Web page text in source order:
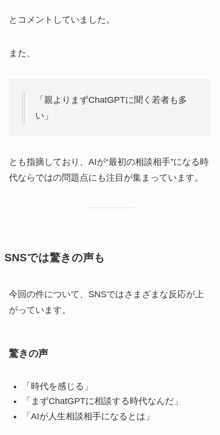
とコメントしていました。
また、
「親よりまずChatGPTに聞く若者も多
い」
とも指摘しており、AIが“最初の相談相手”になる時
代ならではの問題点にも注目が集まっています。
SNSでは驚きの声も
今回の件について、SNSではさまざまな反応が上
がっています。
驚きの声
「時代を感じる」
「まずChatGPTに相談する時代なんだ」
「AIが人生相談相手になるとは」